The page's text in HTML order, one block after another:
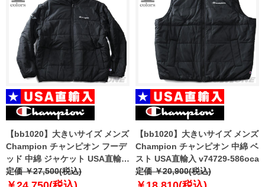
【bb1020】大きいサイズ メンズ
Champion チャンピオン フーデ
ッド 中綿 ジャケット USA直輸入
v74728-586n6a
定価 ￥27,500(税込)
【bb1020】大きいサイズ メンズ
Champion チャンピオン 中綿 ベ
スト USA直輸入 v74729-586oca
定価 ￥20,900(税込)